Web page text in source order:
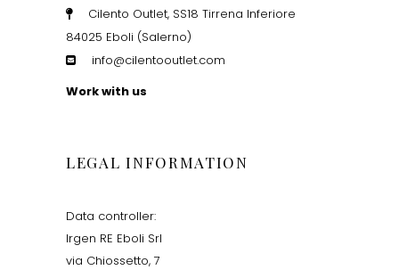
Cilento Outlet, SS18 Tirrena Inferiore
84025 Eboli (Salerno)
info@cilentooutlet.com
Work with us
LEGAL INFORMATION
Data controller:
Irgen RE Eboli Srl
via Chiossetto, 7